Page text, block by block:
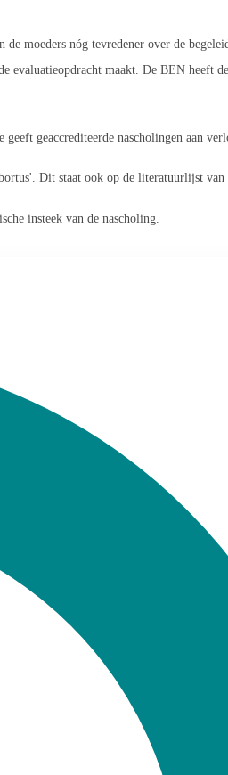
moeders nóg tevredener over de
evaluatieopdracht maakt. De BEN heeft
geaccrediteerde nascholingen aan
Dit staat ook op de literatuurlijst
insteek van de nascholing.